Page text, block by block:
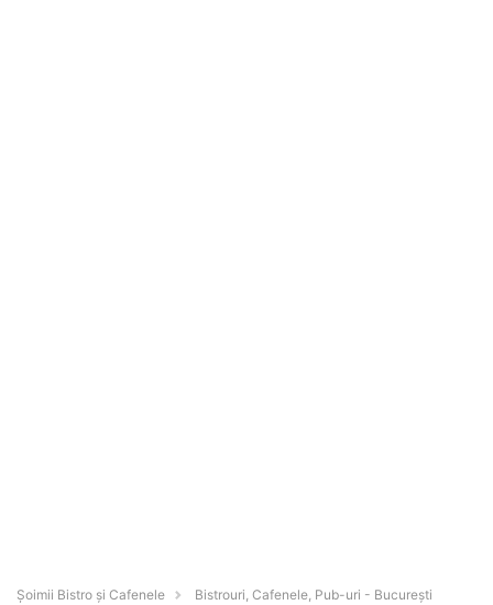
Șoimii Bistro și Cafenele
Bistrouri, Cafenele, Pub-uri - Bucureşti